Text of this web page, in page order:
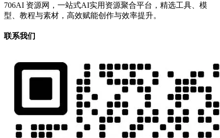
706AI 资源网，一站式AI实用资源聚合平台，精选工具、模
型、教程与素材，高效赋能创作与效率提升。
联系我们